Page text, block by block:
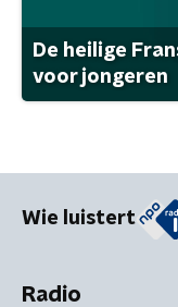
De heilige
voor jongeren
Wie luistert
Radio